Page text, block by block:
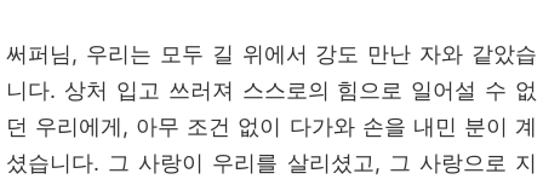
써퍼님, 우리는 모두 길 위에서 강도 만난 자와 같았습
니다. 상처 입고 쓰러져 스스로의 힘으로 일어설 수 없
던 우리에게, 아무 조건 없이 다가와 손을 내민 분이 계
셨습니다. 그 사랑이 우리를 살리셨고, 그 사랑으로 지